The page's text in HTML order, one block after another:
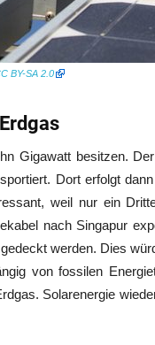
BY-SA 2.0
Gigawatt besitzen.
Dort erfolgt
weil nur ein
nach Singapur
werden. Dies
von fossilen
Solarenergie